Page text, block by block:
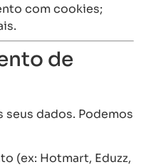
com cookies;
de
seus dados. Podemos
(ex: Hotmart, Eduzz,